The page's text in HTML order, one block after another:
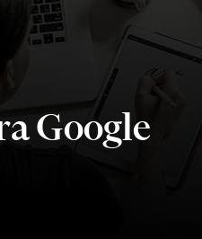
Google